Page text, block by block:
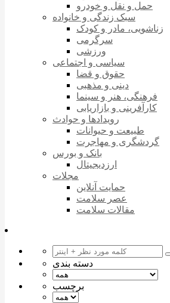
حمل و نقل و خودرو
سبک زندگی و خانواده
زناشویی، مادر و کودک
سرگرمی
ورزشی
سیاسی و اجتماعی
حقوق و قضا
دینی و مذهبی
فرهنگی، هنر و سینما
کارآفرینی و بازاریابی
رویدادها و حوادث
طبیعت و حیوانات
گردشگری و مهاجرت
بانک و بورس
ارزدیجیتال
مجلات
حمایت آنلاین
عصر سلامت
مقالات سلامت
دسته بندی
برچسب